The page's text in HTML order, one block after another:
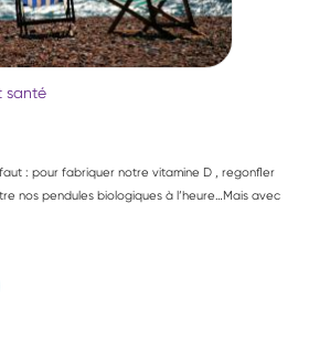
santé
: pour fabriquer notre vitamine D , regonfler
nos pendules biologiques à l’heure…Mais avec